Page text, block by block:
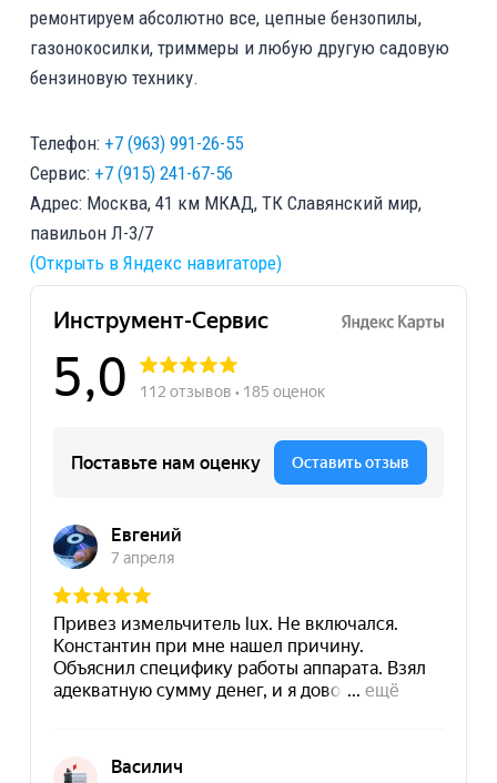
ремонтируем абсолютно все, цепные бензопилы,
газонокосилки, триммеры и любую другую садовую
бензиновую технику.
Телефон: +7 (963) 991-26-55
Сервис: +7 (915) 241-67-56
Адрес: Москва, 41 км МКАД, ТК Славянский мир,
павильон Л-3/7
(Открыть в Яндекс навигаторе)